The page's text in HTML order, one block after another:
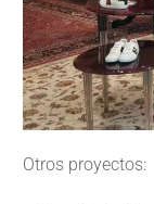
Otros proyectos: